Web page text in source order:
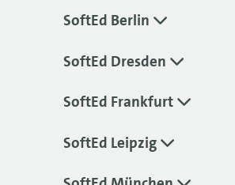
SoftEd Berlin
SoftEd Dresden
SoftEd Frankfurt
SoftEd Leipzig